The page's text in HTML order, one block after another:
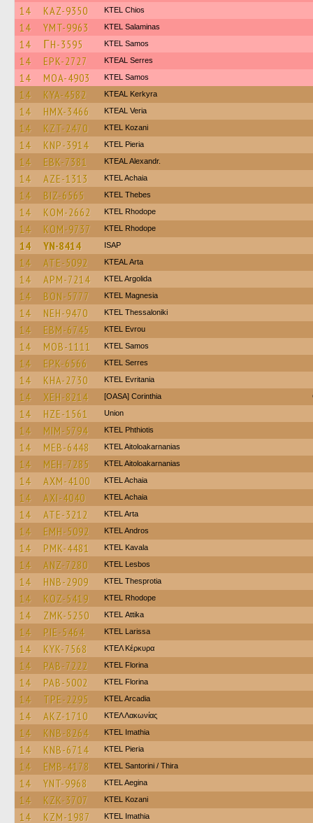
14 KAZ-9350 KTEL Chios
14 YMT-9963 KTEL Salaminas
14 ΓH-3595 KTEL Samos
14 EPK-2727 KTEAL Serres
14 MOA-4903 KTEL Samos
14 KYA-4582 KTEAL Kerkyra
14 HMX-3466 KTEAL Veria
14 KZT-2470 ΚΤΕL Kozani
14 KNP-3914 KTEL Pieria
14 EBK-7381 KTEAL Alexandr.
14 AZE-1313 KTEL Achaia
14 BIZ-6565 KTEL Thebes
14 KOM-2662 KTEL Rhodope
14 KOM-9737 KTEL Rhodope
14 YN-8414 ISAP
14 ATE-5092 KTEAL Arta
14 APM-7214 KTEL Argolida
14 BON-5777 ΚΤΕL Magnesia
14 NEH-9470 KTEL Thessaloniki
14 EBM-6745 KTEL Evrou
14 MOB-1111 KTEL Samos
14 EPK-6566 KTEL Serres
14 KHA-2730 ΚΤΕL Evritania
14 XEH-8214 [OASA] Corinthia
14 HZE-1561 Union
14 MIM-5794 ΚΤΕL Phthiotis
14 MEB-6448 KTEL Aitoloakarnanias
14 MEH-7285 KTEL Aitoloakarnanias
14 AXM-4100 KTEL Achaia
14 AXI-4040 KTEL Achaia
14 ATE-3212 KTEL Arta
14 EMH-5092 KTEL Andros
14 PMK-4481 KTEL Kavala
14 ANZ-7280 KTEL Lesbos
14 HNB-2909 KTEL Thesprotia
14 KOZ-5419 KTEL Rhodope
14 ZMK-5250 KΤΕL Αttika
14 PIE-5464 KTEL Larissa
14 KYK-7568 ΚΤΕΛ Κέρκυρα
14 PAB-7222 KTEL Florina
14 PAB-5002 KTEL Florina
14 TPE-2295 KTEL Arcadia
14 AKZ-1710 ΚΤΕΛ Λακωνίας
14 KNB-8264 KTEL Imathia
14 KNB-6714 KTEL Pieria
14 EMB-4178 KTEL Santorini / Thira
14 YNT-9968 KTEL Aegina
14 KZK-3707 ΚΤΕL Kozani
14 KZM-1987 KTEL Imathia